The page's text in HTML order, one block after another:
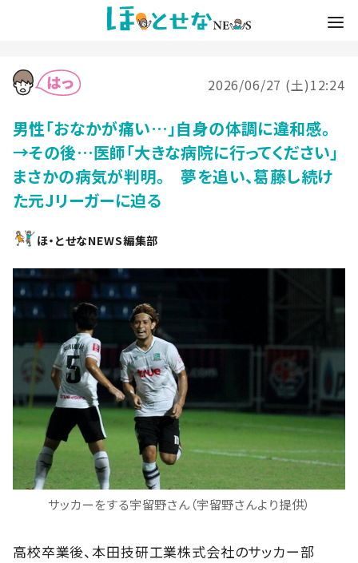
2026/06/27 (土)12:24
男性「おなかが痛い…」自身の体調に違和感。
→その後…医師「大きな病院に行ってください」
まさかの病気が判明。 夢を追い、葛藤し続け
た元Jリーガーに迫る
ほ・とせなNEWS編集部
サッカーをする宇留野さん（宇留野さんより提供）
高校卒業後、本田技研工業株式会社のサッカー部